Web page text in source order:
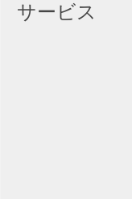
サービス